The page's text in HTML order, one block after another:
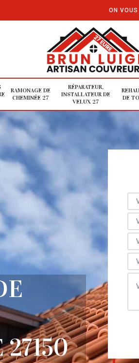
ON
RAMONAGE DE
CHEMINÉE 27
RÉPARATEUR,
INSTALLATEUR DE
VELUX 27
DE